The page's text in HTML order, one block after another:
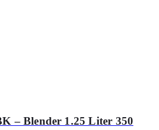
– Blender 1.25 Liter 350